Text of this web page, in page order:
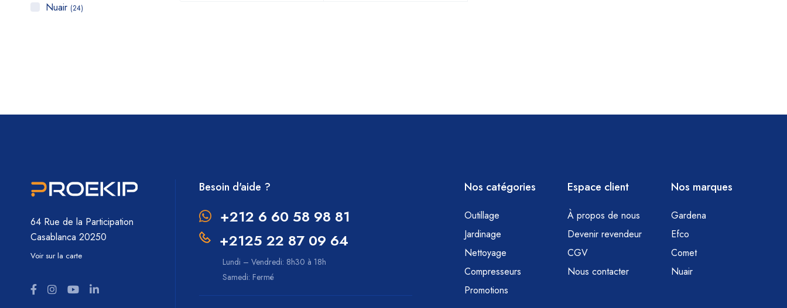
Nuair (24)
64 Rue de la Participation
Casablanca 20250
Voir sur la carte
Besoin d'aide ?
+212 6 60 58 98 81
+2125 22 87 09 64
Lundi – Vendredi: 8h30 à 18h
Samedi: Fermé
Nos catégories
Outillage
Jardinage
Nettoyage
Compresseurs
Promotions
Espace client
À propos de nous
Devenir revendeur
CGV
Nous contacter
Nos marques
Gardena
Efco
Comet
Nuair